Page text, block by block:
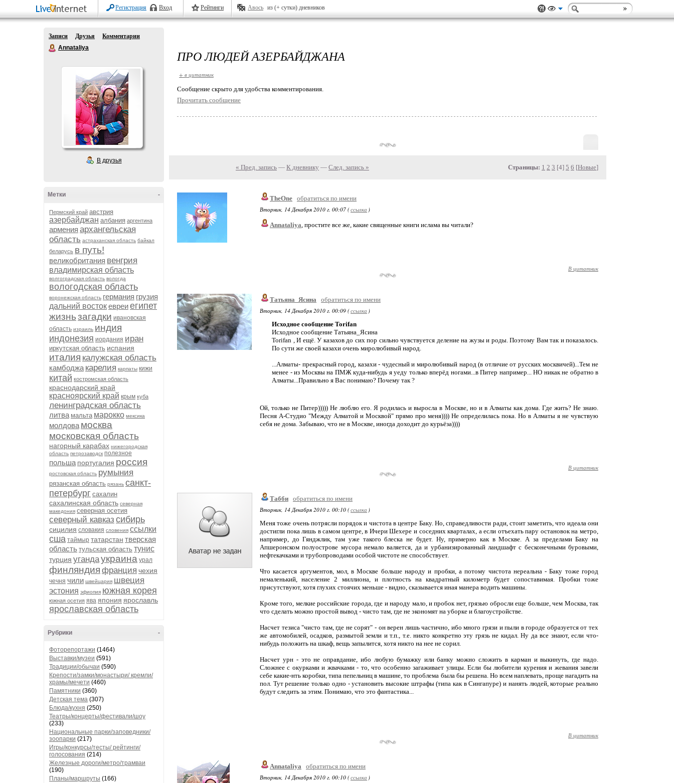
Регистрация Вход Рейтинги Авось из (+ сутки) дневников
Записи Друзья
Комментарии
Annataliya
В друзья
-
Метки
Пермский край австрия
азербайджан албания аргентина
армения архангельская
область астраханская область байкал
беларусь в путь!
великобритания венгрия
владимирская область
волгоградская область вологда
вологодская область
воронежская область германия грузия
дальний востокевреиегипет
жизньзагадки ивановская
область израиль индия
индонезия иордания иран
иркутская область испания
италия калужская область
камбоджа карелия карпаты кижи
китай костромская область
краснодарский край
красноярский край крым куба
ленинградская область
литва мальта марокко мексика
молдова москва
московская область
нагорный карабах нижегородская
область петрозаводск полезное
польша португалия россия
ростовская область румыния
рязанская область рязань санкт-
петербург сахалин
сахалинская область северная
македония северная осетия
северный кавказ сибирь
сицилия словакия словения ссылки
сша таймыр татарстан тверская
область тульская область тунис
турция угандаукраина урал
финляндия франция чехия
чечня чили швейцария швеция
эстония эфиопия южная корея
южная осетия ява япония ярославль
ярославская область
-
Рубрики
Фоторепортажи (1464)
Выставки/музеи (591)
Традиции/обычаи (590)
Крепости/замки/монастыри/ кремли/
храмы/мечети (460)
Памятники (360)
Детская тема (307)
Блюда/кухня (250)
Театры/концерты/фестивали/шоу
(233)
Национальные парки/заповедники/
зоопарки (217)
Игры/конкурсы/тесты/ рейтинги/
голосования (214)
Железные дороги/метро/трамваи
(190)
Планы/маршруты (166)
ПРО ЛЮДЕЙ АЗЕРБАЙДЖАНА
+ в цитатник
Cообщение скрыто для удобства комментирования.
Прочитать сообщение
« Пред. запись — К дневнику — След. запись » Страницы: 1 2 3 [4] 5 6 [Новые]
TheOne обратиться по имени
Вторник, 14 Декабря 2010 г. 00:07 (ссылка )
Annataliya, простите все же, какие священные книги ислама вы читали?
В цитатник
Татьяна_Ясина
обратиться по имени
Вторник, 14 Декабря 2010 г. 00:09 (ссылка )
Исходное сообщение Torifan
Исходное сообщение Татьяна_Ясина
Torifan , И ещё. У казахов до сих пор сильно чувствуется деление на жузы и роды. Поэтому Вам так и показалось.
По сути же своей казахи очень миролюбивый народ.
...Алматы- прекрасный город, казахи - чудесный и миролюбивый народ (в отличие от русских москвичей)...Тем не
менее - из Москвы на ПМЖ куда-нибудь я уеду только вперёд ногами...в Питер например... НО никак не обратно в
Алматы...Правильно я Вас понимаю? Почему так ?
Ой, только не Питер))))) Не люблю его. Я родилась и выросла в Москве, но и в Алматы как дома. Где жить? Не знаю.
Песня А-Студио "Между Алматой и Москвой" прямо про меня)))) Не определилась пока. Но в Алматы я не чувствую
себя не дома. Забываю, что не в Москве, иногда доходит до курьёза))))
В цитатник
Табби обратиться по имени
Вторник, 14 Декабря 2010 г. 00:10 (ссылка )
Меня тоже очень потрясли порядок и чистота в центре Баку. Но, справедливости ради, стоит заметить, что идеала они
достигли пока лишь в самом центре, в Ичери Шехере и соседних кварталах, а если отъехать пару остановок на метро,
например, до Гянджлик, там уже такого блеска не будет. Ну, примерно как в Москве. А за пределами Баку на
Апшеронском полуострове мусора немало валяется, да и урбанизированный ландшафт с бесконечными буровыми,
нефтекачками и трубопроводами особой чистоте не способствует.
Что касается аргументов, мол, в Москве больше народу и пробки, а потому чистота нереальна - Баку тоже город
немаленький, население 2 миллиона, и плотность на квадратный километр будет сопоставимая. Пробки тоже
присутствуют, хотя глухих стоячих меньше - видно, сказывается иная манера водить машины.
Кроме того, мелкие российские города, где и народу мало, и пробок нет, грязью обросли еще больше, чем Москва, так
что сделать можно простой вывод - чисто там, где не экономят на уборке и благоустройстве.
Насчет тезиса "чисто там, где не сорят" - он верен лишь частично, ибо много грязи и пыли в городе образуется от тех
же автомобилей, осадков, размытой земли и т.п., т.е. никто конкретно эту грязь не кидал. Ну да все знают, если что-
нибудь положить на шкаф, вещь запылится, хотя никто на нее не сорил.
Насчет урн - это не оправдание, ибо любую бумажку или банку можно сложить в карман и выкинуть, где надо.
Сложнее с окурками и жвачками - то, что особенно загаживает улицы. Если бы любители курения и жевания завели
себе какие-нть коробки, типа пепельниц в машине, то проблема была бы решена. Но всем наплевать, проще нагадить на
пол. Тут решение только одно - установить высокие штрафы (типа как в Сингапуре) и нанять людей, которые реально
будут следить за этим. Понимаю, что это фантастика...
В цитатник
Annataliya
обратиться по имени
Вторник, 14 Декабря 2010 г. 00:10 (ссылка )